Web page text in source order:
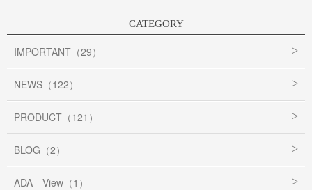
CATEGORY
IMPORTANT（29）
NEWS（122）
PRODUCT（121）
BLOG（2）
ADA View（1）